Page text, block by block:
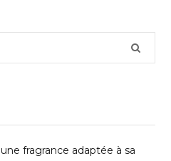
fragrance adaptée à sa